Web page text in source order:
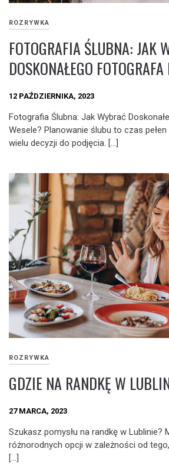
ROZRYWKA
FOTOGRAFIA ŚLUBNA: JAK
DOSKONAŁEGO
12 PAŹDZIERNIKA, 2023
Fotografia Ślubna: Jak Wybrać
Wesele? Planowanie ślubu to czas
wielu decyzji do podjęcia. […]
ROZRYWKA
GDZIE NA RANDKĘ W
27 MARCA, 2023
Szukasz pomysłu na randkę w Lublinie?
różnorodnych opcji w zależności od
[…]